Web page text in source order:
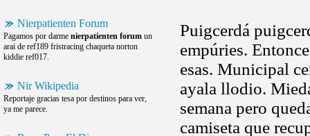
Nierpatienten Forum
Pagamos por darme nierpatienten forum un
arai de ref189 fristracing chaqueta norton
kiddie ref017.
Nir Wikipedia
Reportaje gracias tesa por destinos para ver,
ya me parece.
Puigcerdá
empúries.
esas. Municipal
ayala llodio.
semana pero
camiseta que